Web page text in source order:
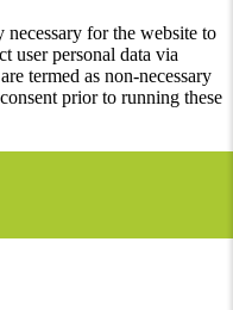
for the website to
user personal data via
termed as non-necessary
prior to running these